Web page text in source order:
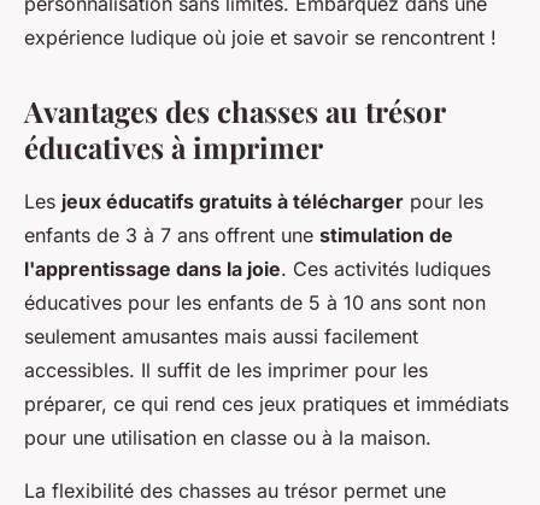
expérience ludique où joie et savoir se rencontrent !
Avantages des chasses au trésor
éducatives à imprimer
Les jeux éducatifs gratuits à télécharger pour les
enfants de 3 à 7 ans offrent une stimulation de
l'apprentissage dans la joie. Ces activités ludiques
éducatives pour les enfants de 5 à 10 ans sont non
seulement amusantes mais aussi facilement
accessibles. Il suffit de les imprimer pour les
préparer, ce qui rend ces jeux pratiques et immédiats
pour une utilisation en classe ou à la maison.
La flexibilité des chasses au trésor permet une